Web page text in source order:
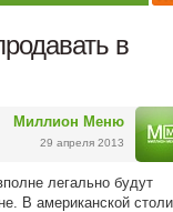
в
Миллион Меню
29 апреля 2013
легально будут
В американской